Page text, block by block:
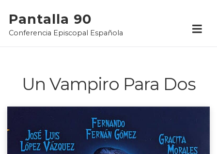
content
Pantalla 90
Conferencia Episcopal Española
Un Vampiro Para Dos